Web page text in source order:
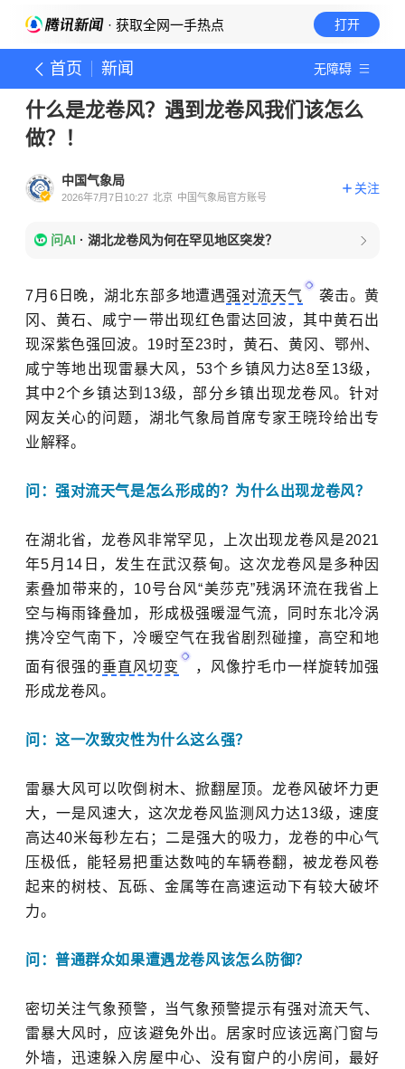
· 获取全网一手热点 打开
首页 新闻 无障碍
什么是龙卷风？遇到龙卷风我们该怎么
做？！
中国气象局
2026年7月7日10:27 北京 中国气象局官方账号
关注
问AI · 湖北龙卷风为何在罕见地区突发？
7月6日晚，湖北东部多地遭遇强对流天气
袭击。黄
冈、黄石、咸宁一带出现红色雷达回波，其中黄石出
现深紫色强回波。19时至23时，黄石、黄冈、鄂州、
咸宁等地出现雷暴大风，53个乡镇风力达8至13级，
其中2个乡镇达到13级，部分乡镇出现龙卷风。针对
网友关心的问题，湖北气象局首席专家王晓玲给出专
业解释。
问：强对流天气是怎么形成的？为什么出现龙卷风？
在湖北省，龙卷风非常罕见，上次出现龙卷风是2021
年5月14日，发生在武汉蔡甸。这次龙卷风是多种因
素叠加带来的，10号台风“美莎克”残涡环流在我省上
空与梅雨锋叠加，形成极强暖湿气流，同时东北冷涡
携冷空气南下，冷暖空气在我省剧烈碰撞，高空和地
面有很强的垂直风切变
，风像拧毛巾一样旋转加强
形成龙卷风。
问：这一次致灾性为什么这么强？
雷暴大风可以吹倒树木、掀翻屋顶。龙卷风破坏力更
大，一是风速大，这次龙卷风监测风力达13级，速度
高达40米每秒左右；二是强大的吸力，龙卷的中心气
压极低，能轻易把重达数吨的车辆卷翻，被龙卷风卷
起来的树枝、瓦砾、金属等在高速运动下有较大破坏
力。
问：普通群众如果遭遇龙卷风该怎么 防御？
密切关注气象预警，当气象预警提示有强对流天气、
雷暴大风时，应该避免外出。居家时应该远离门窗与
外墙，迅速躲入房屋中心、没有窗户的小房间，最好